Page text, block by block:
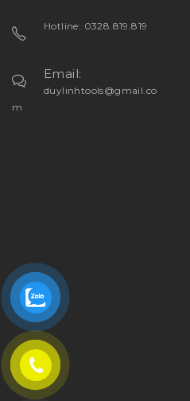
Hotline: 0328.819.819
Email:
duylinhtools@gmail.co
m